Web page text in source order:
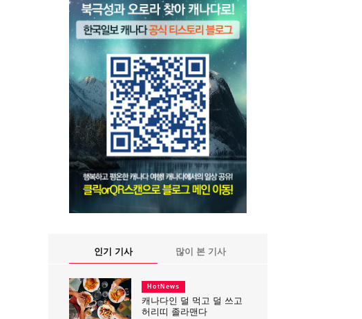
인기 기사 많이 본 기사
HotNews
캐나다인 덜 먹고 덜 쓰고
허리띠 졸라맨다